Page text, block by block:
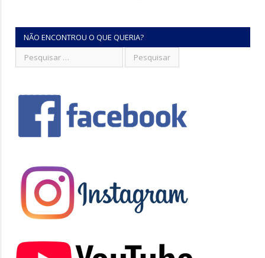
NÃO ENCONTROU O QUE QUERIA?